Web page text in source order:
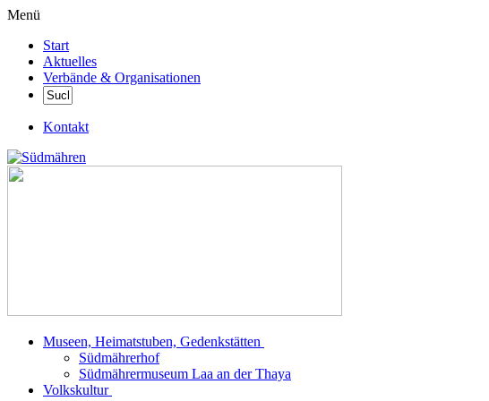
Menü
Start
Aktuelles
Verbände & Organisationen
Kontakt
Museen, Heimatstuben, Gedenkstätten
Südmährerhof
Südmährermuseum Laa an der Thaya
Volkskultur